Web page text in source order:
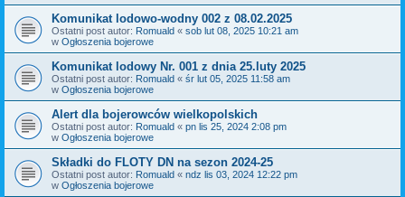
Komunikat lodowo-wodny 002 z 08.02.2025
Ostatni post autor: Romuald « sob lut 08, 2025 10:21 am
w Ogłoszenia bojerowe
Komunikat lodowy Nr. 001 z dnia 25.luty 2025
Ostatni post autor: Romuald « śr lut 05, 2025 11:58 am
w Ogłoszenia bojerowe
Alert dla bojerowców wielkopolskich
Ostatni post autor: Romuald « pn lis 25, 2024 2:08 pm
w Ogłoszenia bojerowe
Składki do FLOTY DN na sezon 2024-25
Ostatni post autor: Romuald « ndz lis 03, 2024 12:22 pm
w Ogłoszenia bojerowe